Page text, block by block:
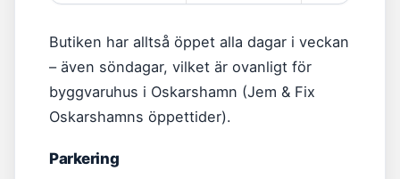
Butiken har alltså öppet alla dagar i veckan
– även söndagar, vilket är ovanligt för
byggvaruhus i Oskarshamn (Jem & Fix
Oskarshamns öppettider).
Parkering